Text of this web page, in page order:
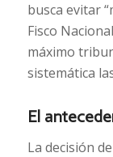
busca evitar
Fisco
máximo
sistemática
El
La decisión